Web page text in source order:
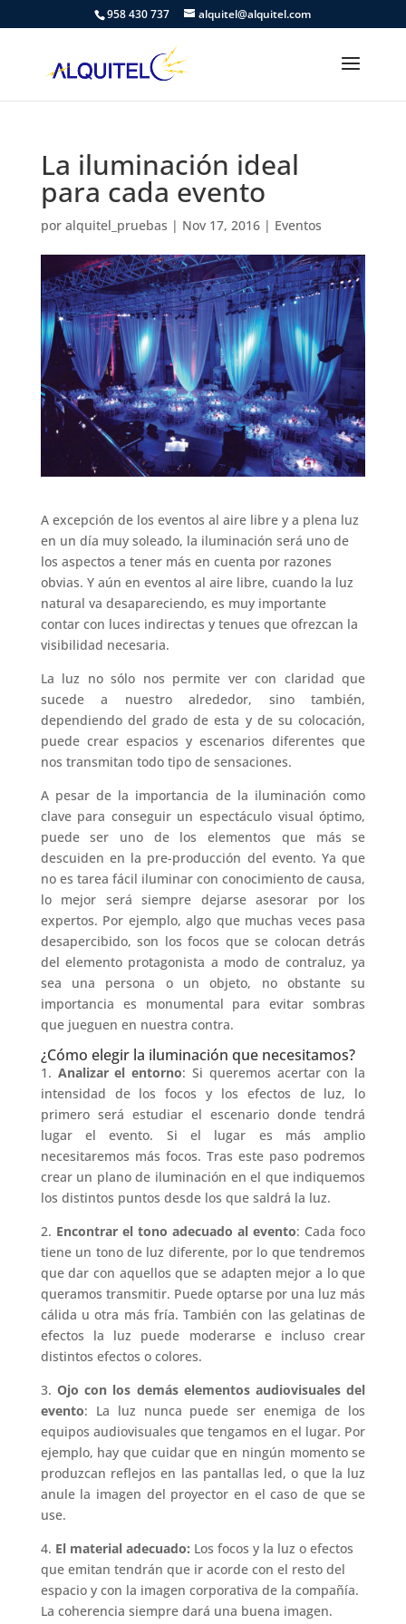
958 430 737 alquitel@alquitel.com
La iluminación ideal
para cada evento
por alquitel_pruebas | Nov 17, 2016| Eventos
A excepción de los eventos al aire libre y a plena luz
en un día muy soleado, la iluminación será uno de
los aspectos a tener más en cuenta por razones
obvias. Y aún en eventos al aire libre, cuando la luz
natural va desapareciendo, es muy importante
contar con luces indirectas y tenues que ofrezcan la
visibilidad necesaria.
La luz no sólo nos permite ver con claridad que
sucede a nuestro alrededor, sino también,
dependiendo del grado de esta y de su colocación,
puede crear espacios y escenarios diferentes que
nos transmitan todo tipo de sensaciones.
A pesar de la importancia de la iluminación como
clave para conseguir un espectáculo visual óptimo,
puede ser uno de los elementos que más se
descuiden en la pre-producción del evento. Ya que
no es tarea fácil iluminar con conocimiento de causa,
lo mejor será siempre dejarse asesorar por los
expertos. Por ejemplo, algo que muchas veces pasa
desapercibido, son los focos que se colocan detrás
del elemento protagonista a modo de contraluz, ya
sea una persona o un objeto, no obstante su
importancia es monumental para evitar sombras
que jueguen en nuestra contra.
¿Cómo elegir la iluminación que necesitamos?
1. Analizar el entorno: Si queremos acertar con la
intensidad de los focos y los efectos de luz, lo
primero será estudiar el escenario donde tendrá
lugar el evento. Si el lugar es más amplio
necesitaremos más focos. Tras este paso podremos
crear un plano de iluminación en el que indiquemos
los distintos puntos desde los que saldrá la luz.
2. Encontrar el tono adecuado al evento: Cada foco
tiene un tono de luz diferente, por lo que tendremos
que dar con aquellos que se adapten mejor a lo que
queramos transmitir. Puede optarse por una luz más
cálida u otra más fría. También con las gelatinas de
efectos la luz puede moderarse e incluso crear
distintos efectos o colores.
3. Ojo con los demás elementos audiovisualesdel
evento: La luz nunca puede ser enemiga de los
equipos audiovisuales que tengamos en el lugar. Por
ejemplo, hay que cuidar que en ningún momento se
produzcan reflejos en las pantallas led, o que la luz
anule la imagen del proyector en el caso de que se
use.
4. El material adecuado: Los focos y la luz o efectos
que emitan tendrán que ir acorde con el resto del
espacio y con la imagen corporativa de la compañía.
La coherencia siempre dará una buena imagen.